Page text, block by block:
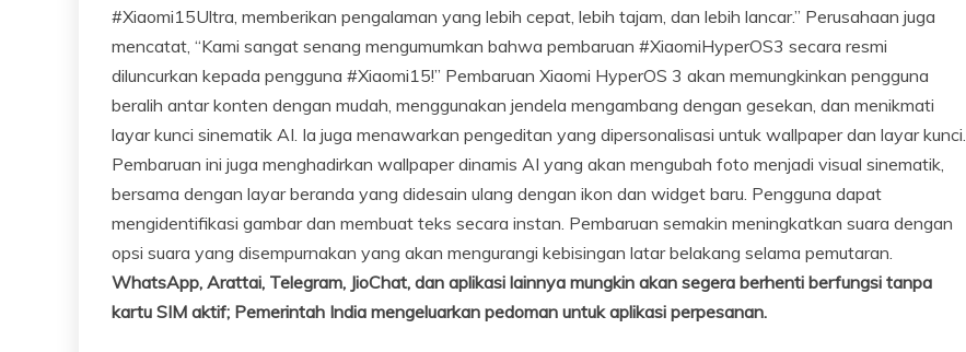
#Xiaomi15Ultra, memberikan pengalaman yang lebih cepat, lebih tajam, dan lebih lancar.” Perusahaan juga
mencatat, “Kami sangat senang mengumumkan bahwa pembaruan #XiaomiHyperOS3 secara resmi
diluncurkan kepada pengguna #Xiaomi15!” Pembaruan Xiaomi HyperOS 3 akan memungkinkan pengguna
beralih antar konten dengan mudah, menggunakan jendela mengambang dengan gesekan, dan menikmati
layar kunci sinematik AI. Ia juga menawarkan pengeditan yang dipersonalisasi untuk wallpaper dan layar kunci.
Pembaruan ini juga menghadirkan wallpaper dinamis AI yang akan mengubah foto menjadi visual sinematik,
bersama dengan layar beranda yang didesain ulang dengan ikon dan widget baru. Pengguna dapat
mengidentifikasi gambar dan membuat teks secara instan. Pembaruan semakin meningkatkan suara dengan
opsi suara yang disempurnakan yang akan mengurangi kebisingan latar belakang selama pemutaran.
WhatsApp, Arattai, Telegram, JioChat, dan aplikasi lainnya mungkin akan segera berhenti berfungsi tanpa
kartu SIM aktif; Pemerintah India mengeluarkan pedoman untuk aplikasi perpesanan.